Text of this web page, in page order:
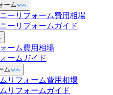
ーム
ーリフォーム費用相場
ーリフォームガイド
ーム費用相場
ームガイド
ム
リフォーム費用相場
リフォームガイド